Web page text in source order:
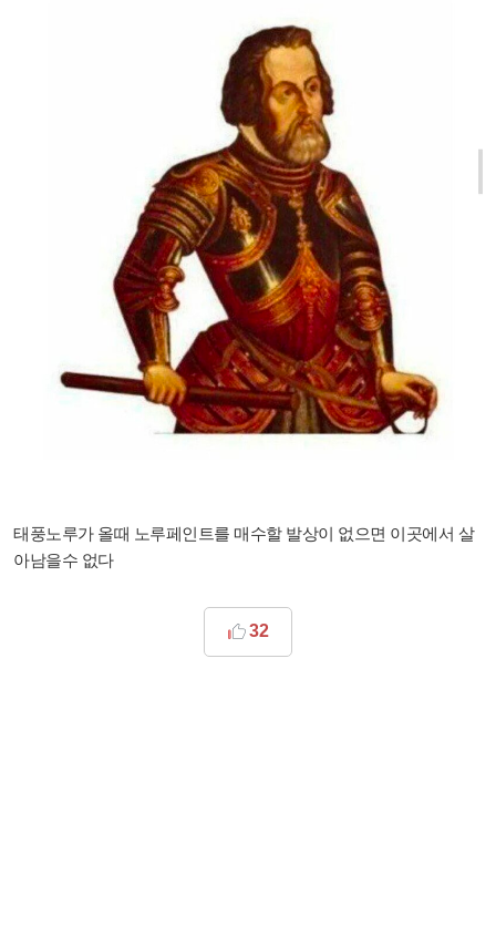
태풍노루가 올때 노루페인트를 매수할 발상이 없으면 이곳에서 살
아남을수 없다
32